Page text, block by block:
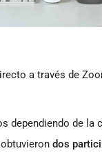
a través de
dependiendo de
dos